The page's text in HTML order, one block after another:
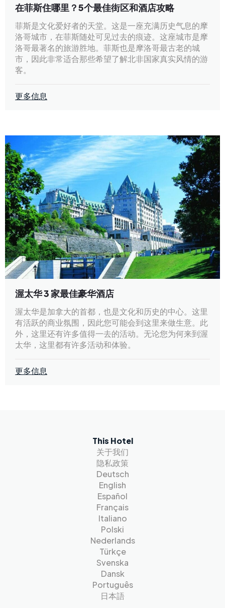
在菲斯住哪里？5个最佳街区和酒店攻略
菲斯是文化爱好者的天堂。这是一座充满历史气息的摩
洛哥城市，在菲斯随处可见过去的痕迹。这座城市是摩
洛哥最著名的旅游胜地。菲斯也是摩洛哥最古老的城
市，因此非常适合那些希望了解北非国家真实风情的游
客。
更多信息
渥太华 3 家最佳豪华酒店
渥太华是加拿大的首都，也是文化和历史的中心。这里
有活跃的商业氛围，因此您可能会到这里来做生意。此
外，这里还有许多值得一去的活动。无论您为何来到渥
太华，这里都有许多活动和体验。
更多信息
This Hotel
关于我们
隐私政策
Deutsch
English
Español
Français
Italiano
Polski
Nederlands
Türkçe
Svenska
Dansk
Português
日本語